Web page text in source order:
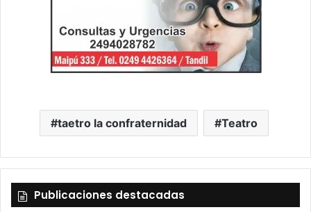
taetro la confraternidad Teatro
Publicaciones destacadas